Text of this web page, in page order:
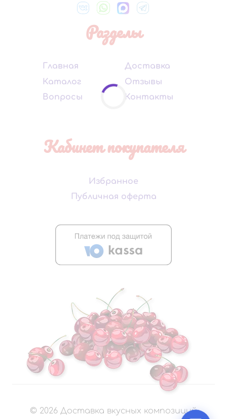
Разделы
Главная
Каталог
Вопросы
Доставка
Отзывы
Контакты
Кабинет покупателя
Избранное
Публичная оферта
© 2026 Доставка вкусных композиций